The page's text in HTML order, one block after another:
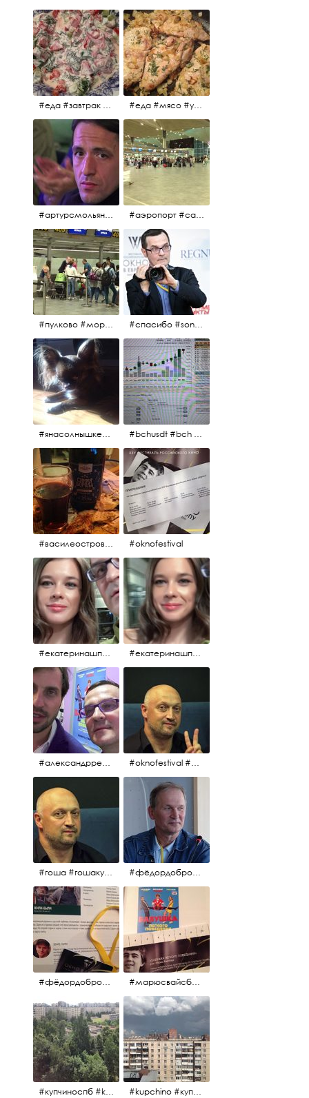
#еда #завтрак #витамины #помидоры #укроп #огурцы #сметана #салат #еда #мясо #утро #завтрак #едакакисточниквдохновения
#артурсмольянинов @melnikovadsh #artursmolyaninov #аэропорт #санктпетербург #пулково #мореморе #моремолнцепесок #дваночи
#пулково #море #песок #лето #морепесоксолнце #дваночи #спасибо #sony #nikon #oknofestivsl @alex_kurov #aplgallery
#янасолнышкележу #янасолнышкогляжу #чихуахуа #bchusdt #bch #usdt #sell #buy #exchange #markets #bitcoincash #cryptocurrency #pump
#василеостровское #синяяборода #пиво #пивовобла #вобла #рыба #oknofestival
#екатеринашпица #шпица @ekaterinashpitsa #екатеринашпица #шпица @ekaterinashpitsa
#александрревва #ревва #артурпирожков #бабушкалегкогоповедения @arthurpirozhkov #oknofestival #gosha #гошакуценко
#гоша #гошакуценко #oknofestival #фёдордобронравов #кино #хорошеекино #жилибыли
#фёдордобронравов #эдуардпарри #жилибыли #иринарозанова #марюсвайсберг #александрревва #глюкоза #любовьвбольшомгороде #ххvфестивальроссийскогокино
#купчиноспб #kupchino #kupchino #купчиноспб